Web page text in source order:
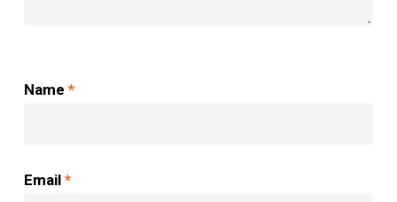
Name *
Email *